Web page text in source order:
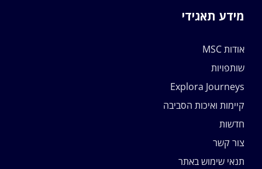
מידע תאגידי
אודות MSC
שותפויות
Explora Journeys
קיימות ואיכות הסביבה
חדשות
צור קשר
תנאי שימוש באתר